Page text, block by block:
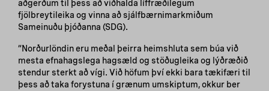
aðgerðum til þess að viðhalda líffræðilegum
fjölbreytileika og vinna að sjálfbærnimarkmiðum
Sameinuðu þjóðanna (SDG).
“Norðurlöndin eru meðal þeirra heimshluta sem búa við
mesta efnahagslega hagsæld og stöðugleika og lýðræðið
stendur sterkt að vígi. Við höfum því ekki bara tækifæri til
þess að taka forystuna í grænum umskiptum, okkur ber